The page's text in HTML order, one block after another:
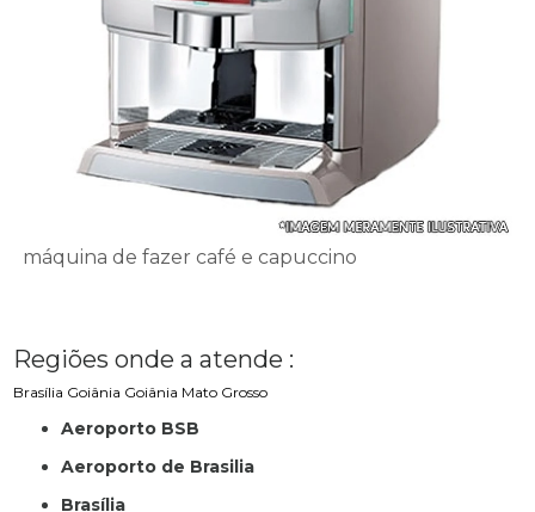
máquina de fazer café e capuccino
Regiões onde a atende :
Brasília Goiânia Goiânia Mato Grosso
Aeroporto BSB
Aeroporto de Brasilia
Brasília